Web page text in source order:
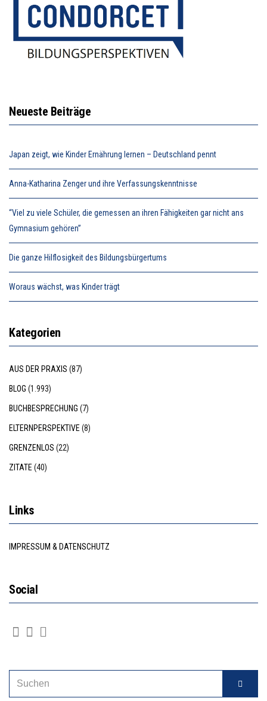
Neueste Beiträge
Japan zeigt, wie Kinder Ernährung lernen – Deutschland pennt
Anna-Katharina Zenger und ihre Verfassungskenntnisse
“Viel zu viele Schüler, die gemessen an ihren Fähigkeiten gar nicht ans
Gymnasium gehören”
Die ganze Hilflosigkeit des Bildungsbürgertums
Woraus wächst, was Kinder trägt
Kategorien
AUS DER PRAXIS (87)
BLOG (1.993)
BUCHBESPRECHUNG (7)
ELTERNPERSPEKTIVE (8)
GRENZENLOS (22)
ZITATE (40)
Links
IMPRESSUM & DATENSCHUTZ
Social